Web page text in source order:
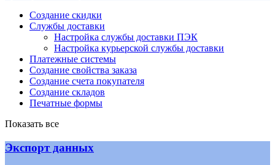
Создание скидки
Службы доставки
Настройка службы доставки ПЭК
Настройка курьерской службы доставки
Платежные системы
Создание свойства заказа
Создание счета покупателя
Создание складов
Печатные формы
Показать все
Экспорт данных